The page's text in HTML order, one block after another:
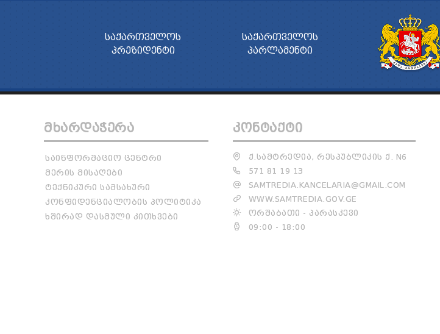
ᲡᲐᲥᲐᲠᲗᲕᲔᲚᲝᲡ
ᲞᲠᲔᲖᲘᲓᲔᲜᲢᲘ
ᲡᲐᲥᲐᲠᲗᲕᲔᲚᲝᲡ
ᲞᲐᲠᲚᲐᲛᲔᲜᲢᲘ
ᲛᲮᲐᲠᲓᲐᲭᲔᲠᲐ
ᲡᲐᲘᲜᲤᲝᲠᲛᲐᲪᲘᲝ ᲪᲔᲜᲢᲠᲘ
ᲛᲔᲠᲘᲡ ᲛᲘᲡᲐᲦᲔᲑᲘ
ᲢᲔᲥᲜᲘᲙᲣᲠᲘ ᲡᲐᲛᲡᲐᲮᲣᲠᲘ
ᲙᲝᲜᲤᲘᲓᲔᲜᲪᲘᲐᲚᲝᲑᲘᲡ ᲞᲝᲚᲘᲢᲘᲙᲐ
ᲮᲨᲘᲠᲐᲓ ᲓᲐᲡᲛᲣᲚᲘ ᲙᲘᲗᲮᲕᲔᲑᲘ
ᲙᲝᲜᲢᲐᲥᲢᲘ
Ქ.ᲡᲐᲛᲢᲠᲔᲓᲘᲐ, ᲠᲔᲡᲞᲣᲑᲚᲘᲙᲘᲡ Ქ. N6
571 81 19 13
SAMTREDIA.KANCELARIA@GMAIL.COM
WWW.SAMTREDIA.GOV.GE
ᲝᲠᲨᲐᲑᲐᲗᲘ - ᲞᲐᲠᲐᲡᲙᲔᲕᲘ
09:00 - 18:00